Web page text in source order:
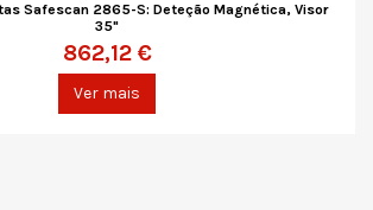
Safescan 2865-S: Deteção Magnética, Visor
35"
862,12 €
Ver mais